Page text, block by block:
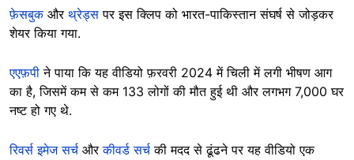
फ़ेसबुक और थ्रेड्सपर इस क्लिप को भारत-पाकिस्तान संघर्ष से जोड़कर
शेयर किया गया.
एएफ़पीने पाया कि यह वीडियो फ़रवरी 2024 में चिली में लगी भीषण आग
का है, जिसमें कम से कम 133 लोगों की मौत हुई थी और लगभग 7,000 घर
नष्ट हो गए थे.
रिवर्स इमेज सर्च औरकीवर्ड सर्च की मदद से ढूंढने पर यह वीडियो एक